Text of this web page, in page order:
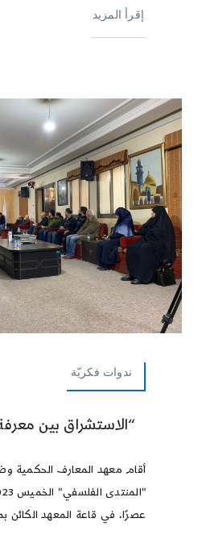
إقرأ المزيد
ندوات فكريّة
“الاستشراق بين
أقام معهد المعارف الحكمية
عصرًا، في قاعة المعهد الكائن